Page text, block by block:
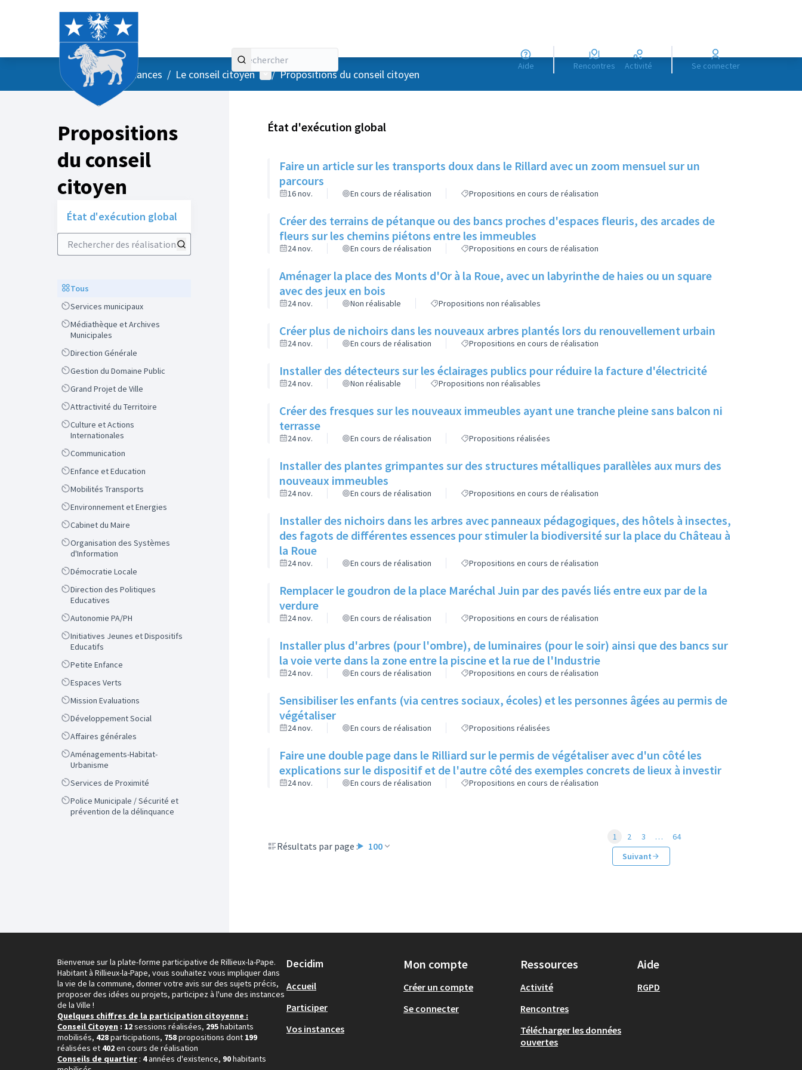
Aide Rencontres Activité Se connecter
AccueilMenu principal
/ Vos instances / Le conseil citoyen Menu utilisateur
/ Propositions du conseil citoyen
Propositions
du conseil
citoyen
État d'exécution global
Rechercher des réalisations
ScopeTous
ScopeServices municipaux
Scope
Médiathèque et Archives
Municipales
ScopeDirection Générale
ScopeGestion du Domaine Public
ScopeGrand Projet de Ville
ScopeAttractivité du Territoire
Scope
Culture et Actions
Internationales
ScopeCommunication
ScopeEnfance et Education
ScopeMobilités Transports
ScopeEnvironnement et Energies
ScopeCabinet du Maire
Scope
Organisation des Systèmes
d'Information
ScopeDémocratie Locale
Scope
Direction des Politiques
Educatives
ScopeAutonomie PA/PH
Scope
Initiatives Jeunes et Dispositifs
Educatifs
ScopePetite Enfance
ScopeEspaces Verts
ScopeMission Evaluations
ScopeDéveloppement Social
ScopeAffaires générales
Scope
Aménagements-Habitat-
Urbanisme
ScopeServices de Proximité
Scope
Police Municipale / Sécurité et
prévention de la délinquance
État d'exécution global
Faire un article sur les transports doux dans le Rillard avec un zoom mensuel sur un
parcours
16 nov. En cours de réalisation Propositions en cours de réalisation
Créer des terrains de pétanque ou des bancs proches d'espaces fleuris, des arcades de
fleurs sur les chemins piétons entre les immeubles
24 nov. En cours de réalisation Propositions en cours de réalisation
Aménager la place des Monts d'Or à la Roue, avec un labyrinthe de haies ou un square
avec des jeux en bois
24 nov. Non réalisable Propositions non réalisables
Créer plus de nichoirs dans les nouveaux arbres plantés lors du renouvellement urbain
24 nov. En cours de réalisation Propositions en cours de réalisation
Installer des détecteurs sur les éclairages publics pour réduire la facture d'électricité
24 nov. Non réalisable Propositions non réalisables
Créer des fresques sur les nouveaux immeubles ayant une tranche pleine sans balcon ni
terrasse
24 nov. En cours de réalisation Propositions réalisées
Installer des plantes grimpantes sur des structures métalliques parallèles aux murs des
nouveaux immeubles
24 nov. En cours de réalisation Propositions en cours de réalisation
Installer des nichoirs dans les arbres avec panneaux pédagogiques, des hôtels à insectes,
des fagots de différentes essences pour stimuler la biodiversité sur la place du Château à
la Roue
24 nov. En cours de réalisation Propositions en cours de réalisation
Remplacer le goudron de la place Maréchal Juin par des pavés liés entre eux par de la
verdure
24 nov. En cours de réalisation Propositions en cours de réalisation
Installer plus d'arbres (pour l'ombre), de luminaires (pour le soir) ainsi que des bancs sur
la voie verte dans la zone entre la piscine et la rue de l'Industrie
24 nov. En cours de réalisation Propositions en cours de réalisation
Sensibiliser les enfants (via centres sociaux, écoles) et les personnes âgées au permis de
végétaliser
24 nov. En cours de réalisation Propositions réalisées
Faire une double page dans le Rilliard sur le permis de végétaliser avec d'un côté les
explications sur le dispositif et de l'autre côté des exemples concrets de lieux à investir
24 nov. En cours de réalisation Propositions en cours de réalisation
Résultats par page : 100
1 2 3 …
64
Suivant
Bienvenue sur la plate-forme participative de Rillieux-la-Pape.
Habitant à Rillieux-la-Pape, vous souhaitez vous impliquer dans
la vie de la commune, donner votre avis sur des sujets précis,
proposer des idées ou projets, participez à l'une des instances
de la Ville !
Quelques chiffres de la participation citoyenne :
Conseil Citoyen : 12sessions réalisées, 295habitants
mobilisés, 428participations, 758propositions dont 199
réalisées et 402en cours de réalisation
Conseils de quartier : 4années d'existence, 90habitants
Decidim
Accueil
Participer
Vos instances
Mon compte
Créer un compte
Se connecter
Ressources
Activité
Rencontres
Télécharger les données
ouvertes
Aide
RGPD